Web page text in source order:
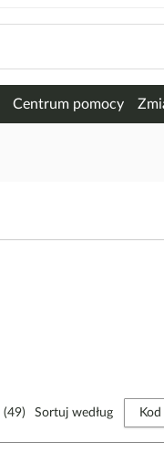
Centrum pomocy
(49) Sortuj według